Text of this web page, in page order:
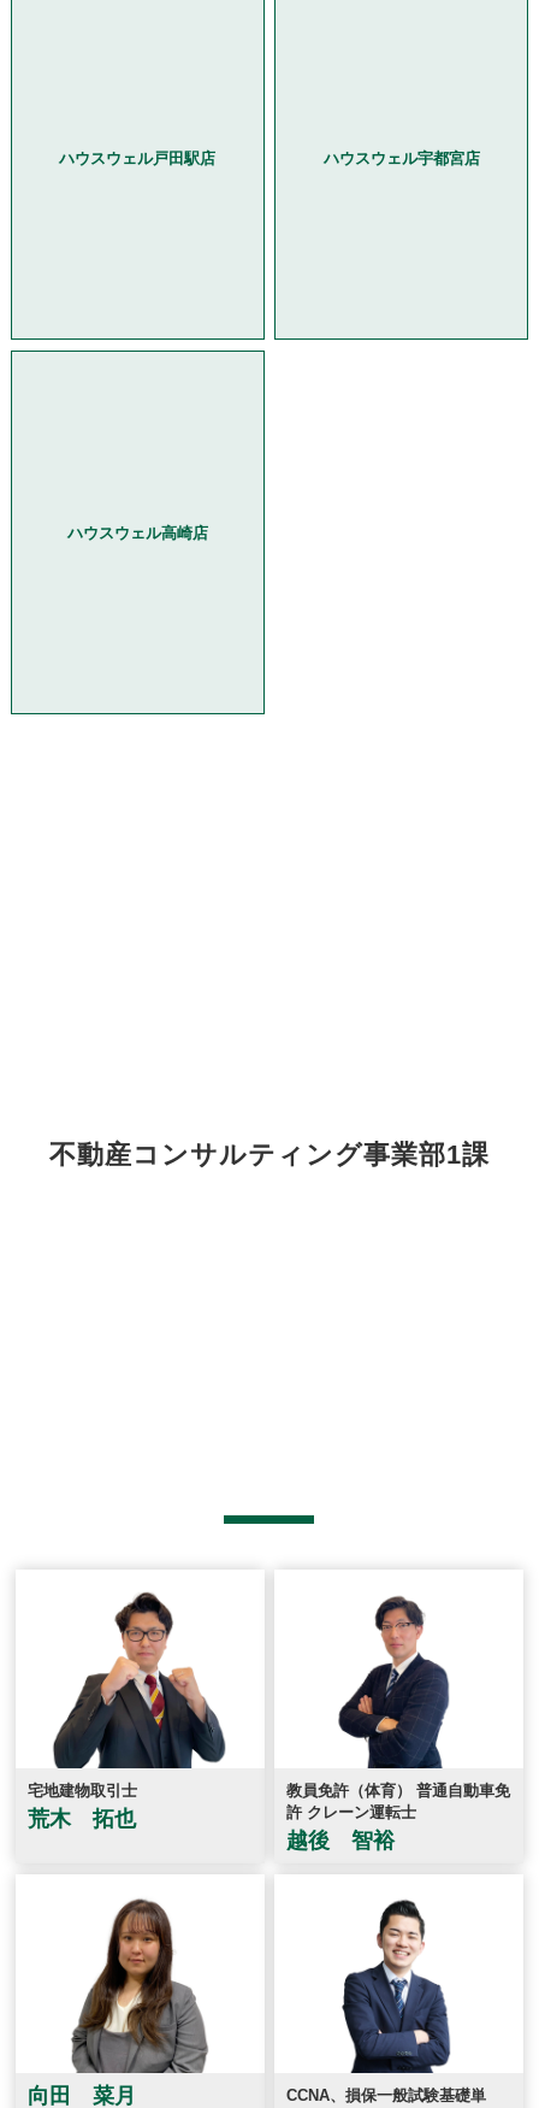
ハウスウェル戸田駅店 ハウスウェル宇都宮店
ハウスウェル高崎店
不動産コンサルティング事業部1課
宅地建物取引士
荒木 拓也
教員免許（体育） 普通自動車免
許 クレーン運転士
越後 智裕
向田 菜月 CCNA、損保一般試験基礎単